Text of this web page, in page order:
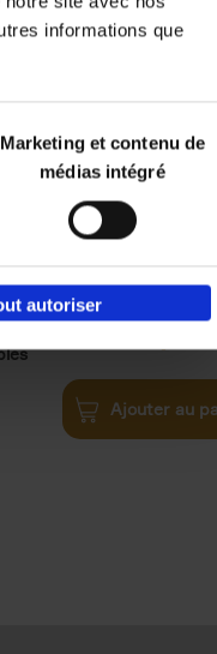
informations que
Marketing et contenu de
médias intégré
autoriser
Ajouter au
€34,99
Ajouter au